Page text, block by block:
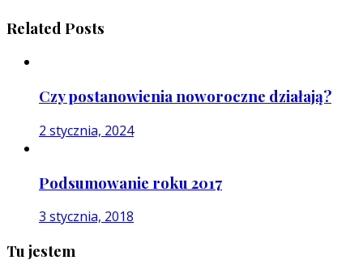
Related Posts
Czy postanowienia noworoczne działają?
2 stycznia, 2024
Podsumowanie roku 2017
3 stycznia, 2018
Tu jestem